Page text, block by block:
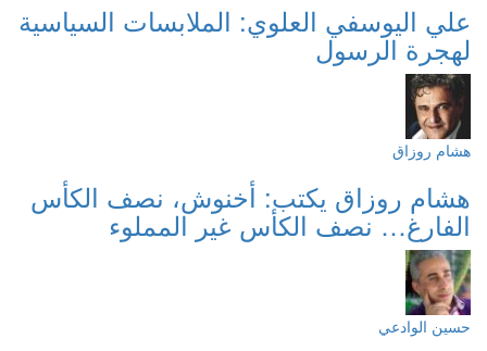
علي اليوسفي العلوي: الملابسات السياسية
لهجرة الرسول
هشام روزاق
هشام روزاق يكتب: أخنوش، نصف الكأس
الفارغ… نصف الكأس غير المملوء
حسين الوادعي